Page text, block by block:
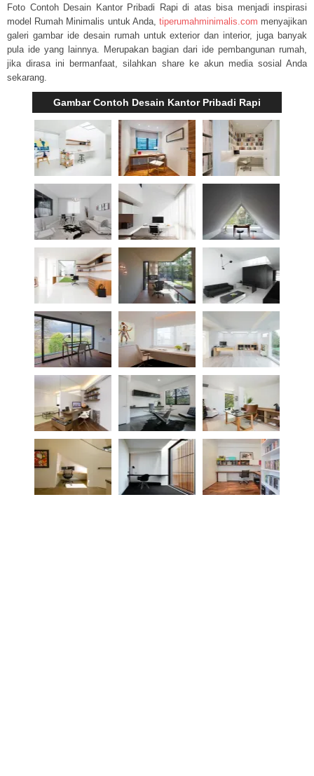
Foto Contoh Desain Kantor Pribadi Rapi di atas bisa menjadi inspirasi
model Rumah Minimalis untuk Anda, tiperumahminimalis.com menyajikan
galeri gambar ide desain rumah untuk exterior dan interior, juga banyak
pula ide yang lainnya. Merupakan bagian dari ide pembangunan rumah,
jika dirasa ini bermanfaat, silahkan share ke akun media sosial Anda
sekarang.
Gambar Contoh Desain Kantor Pribadi Rapi